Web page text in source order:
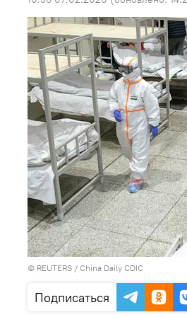
© REUTERS / China Daily CDIC
Подписаться